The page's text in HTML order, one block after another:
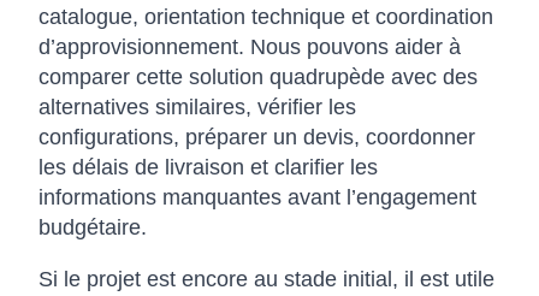
catalogue, orientation technique et coordination
d’approvisionnement. Nous pouvons aider à
comparer cette solution quadrupède avec des
alternatives similaires, vérifier les
configurations, préparer un devis, coordonner
les délais de livraison et clarifier les
informations manquantes avant l’engagement
budgétaire.
Si le projet est encore au stade initial, il est utile